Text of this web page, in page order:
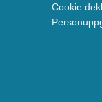
Cookie